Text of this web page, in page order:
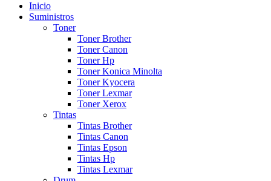
Inicio
Suministros
Toner
Toner Brother
Toner Canon
Toner Hp
Toner Konica Minolta
Toner Kyocera
Toner Lexmar
Toner Xerox
Tintas
Tintas Brother
Tintas Canon
Tintas Epson
Tintas Hp
Tintas Lexmar